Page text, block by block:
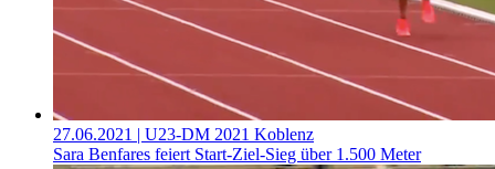
27.06.2021 | U23-DM 2021 Koblenz
Sara Benfares feiert Start-Ziel-Sieg über 1.500 Meter